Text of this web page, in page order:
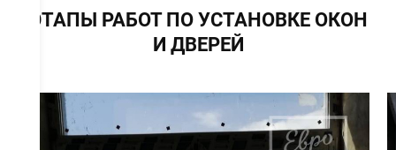
ЭТАПЫ РАБОТ ПО УСТАНОВКЕ ОКОН
И ДВЕРЕЙ